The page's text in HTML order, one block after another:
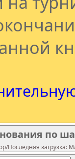
по
Последняя загрузка: